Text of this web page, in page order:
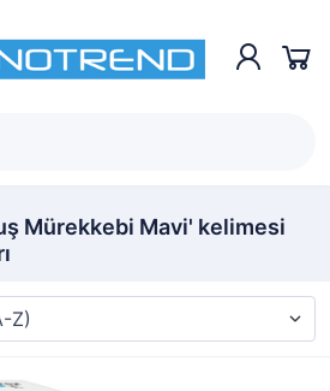
Mürekkebi Mavi' kelimesi